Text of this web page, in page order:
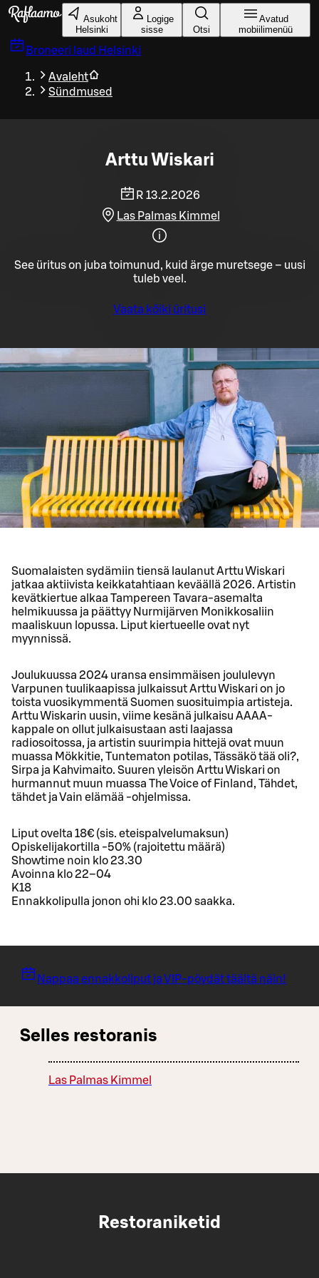
Liigu peamise sisu juurde
Asukoht
Helsinki
Logige
sisse
Otsi
Avatud
mobiilimenüü
Broneeri laud Helsinki
Avaleht
Sündmused
Arttu Wiskari
R 13.2.2026
Las Palmas Kimmel
See üritus on juba toimunud, kuid ärge muretsege – uusi
tuleb veel.
Vaata kõiki üritusi
Suomalaisten sydämiin tiensä laulanut Arttu Wiskari
jatkaa aktiivista keikkatahtiaan keväällä 2026. Artistin
kevätkiertue alkaa Tampereen Tavara-asemalta
helmikuussa ja päättyy Nurmijärven Monikkosaliin
maaliskuun lopussa. Liput kiertueelle ovat nyt
myynnissä.
Joulukuussa 2024 uransa ensimmäisen joululevyn
Varpunen tuulikaapissa julkaissut Arttu Wiskari on jo
toista vuosikymmentä Suomen suosituimpia artisteja.
Arttu Wiskarin uusin, viime kesänä julkaisu AAAA-
kappale on ollut julkaisustaan asti laajassa
radiosoitossa, ja artistin suurimpia hittejä ovat muun
muassa Mökkitie, Tuntematon potilas, Tässäkö tää oli?,
Sirpa ja Kahvimaito. Suuren yleisön Arttu Wiskari on
hurmannut muun muassa The Voice of Finland, Tähdet,
tähdet ja Vain elämää -ohjelmissa.
Liput ovelta 18€ (sis. eteispalvelumaksun)
Opiskelijakortilla -50% (rajoitettu määrä)
Showtime noin klo 23.30
Avoinna klo 22–04
K18
Ennakkolipulla jonon ohi klo 23.00 saakka.
Nappaa ennakkoliput ja VIP-pöydät täältä näin!
Selles restoranis
Las Palmas Kimmel
Restoraniketid